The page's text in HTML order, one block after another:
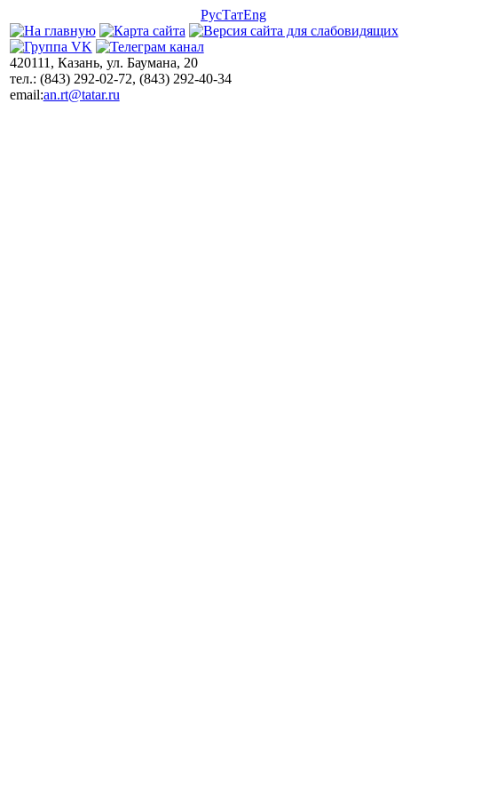
РусТатEng
420111, Казань, ул. Баумана, 20
тел.: (843) 292-02-72, (843) 292-40-34
email:an.rt@tatar.ru